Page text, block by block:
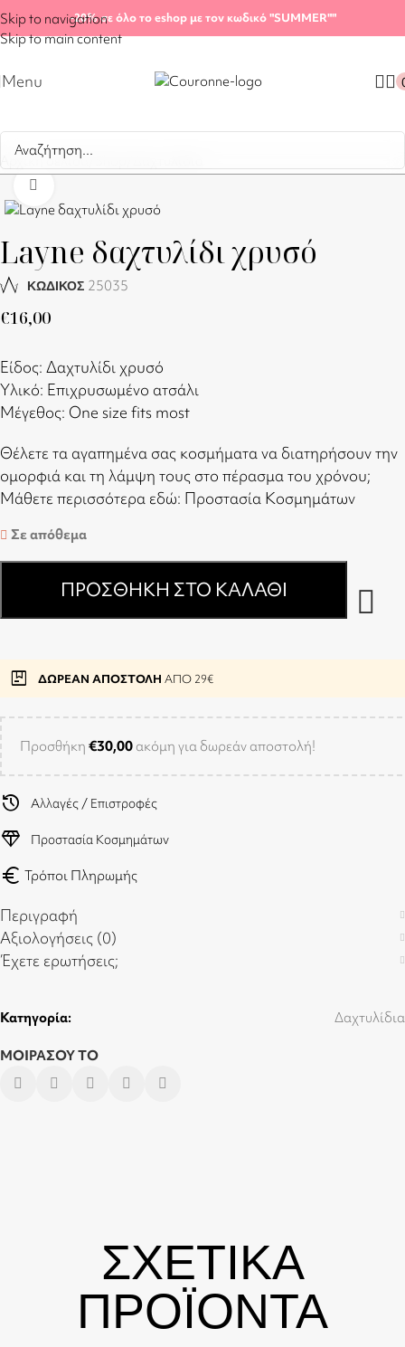
Skip to navigation
Skip to main content
-20%σε όλο το eshop με τον κωδικό "SUMMER""
Menu
Αρχική σελίδα
Layne δαχτυλίδι χρυσό
ΚΩΔΙΚΟΣ 25035
€16,00
Είδος: Δαχτυλίδι χρυσό
Υλικό: Επιχρυσωμένο ατσάλι
Μέγεθος: One size fits most
Θέλετε τα αγαπημένα σας κοσμήματα να διατηρήσουν την
ομορφιά και τη λάμψη τους στο πέρασμα του χρόνου;
Μάθετε περισσότερα εδώ: Προστασία Κοσμημάτων
Σε απόθεμα
ΠΡΟΣΘΉΚΗ ΣΤΟ ΚΑΛΆΘΙ
package ΔΩΡΕΑΝ ΑΠΟΣΤΟΛΗ ΑΠΟ 29€
Προσθήκη €30,00 ακόμη για δωρεάν αποστολή!
history Αλλαγές / Επιστροφές
diamond Προστασία Κοσμημάτων
euro Τρόποι Πληρωμής
Περιγραφή
Αξιολογήσεις (0)
Έχετε ερωτήσεις;
Κατηγορία: Δαχτυλίδια
ΜΟΙΡΑΣΟΥ ΤΟ
ΣΧΕΤΙΚΑ
ΠΡΟΪΟΝΤΑ